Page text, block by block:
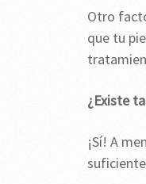
Otro
que tu
¿Existe
¡Sí! A